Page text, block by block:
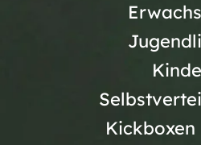
Kickboxen